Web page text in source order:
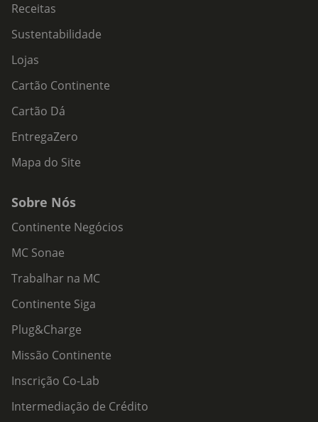
Receitas
Sustentabilidade
Lojas
Cartão Continente
Cartão Dá
EntregaZero
Mapa do Site
Sobre Nós
Continente Negócios
MC Sonae
Trabalhar na MC
Continente Siga
Plug&Charge
Missão Continente
Inscrição Co-Lab
Intermediação de Crédito